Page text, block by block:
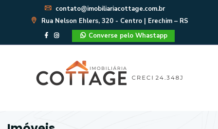
contato@imobiliariacottage.com.br
Rua Nelson Ehlers, 320 - Centro | Erechim – RS
Converse pelo Whastapp